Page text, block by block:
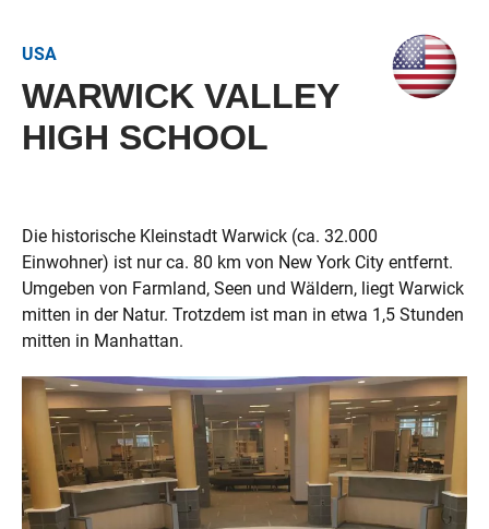
USA
WARWICK VALLEY
HIGH SCHOOL
Die historische Kleinstadt Warwick (ca. 32.000
Einwohner) ist nur ca. 80 km von New York City entfernt.
Umgeben von Farmland, Seen und Wäldern, liegt Warwick
mitten in der Natur. Trotzdem ist man in etwa 1,5 Stunden
mitten in Manhattan.